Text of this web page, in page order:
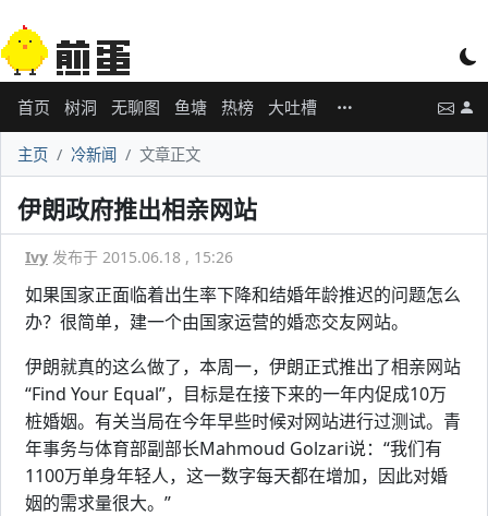
首页 树洞 无聊图 鱼塘 热榜 大吐槽
主页 冷新闻 文章正文
伊朗政府推出相亲网站
Ivy 发布于 2015.06.18 , 15:26
如果国家正面临着出生率下降和结婚年龄推迟的问题怎么
办？很简单，建一个由国家运营的婚恋交友网站。
伊朗就真的这么做了，本周一，伊朗正式推出了相亲网站
“Find Your Equal”，目标是在接下来的一年内促成10万
桩婚姻。有关当局在今年早些时候对网站进行过测试。青
年事务与体育部副部长Mahmoud Golzari说：“我们有
1100万单身年轻人，这一数字每天都在增加，因此对婚
姻的需求量很大。”